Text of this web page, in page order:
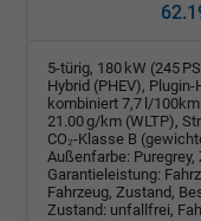
5-türig, 180 kW (245
Hybrid (PHEV),
kombiniert 7,7 l/
21.00 g/km (WLTP),
CO₂-Klasse B
Außenfarbe:
Garantieleistung:
Fahrzeug, Zustand,
Zustand: unfallfrei,